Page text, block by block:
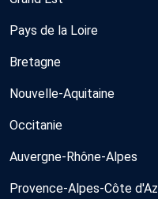
Pays de la Loire
Bretagne
Nouvelle-Aquitaine
Occitanie
Auvergne-Rhône-Alpes
Provence-Alpes-Côte